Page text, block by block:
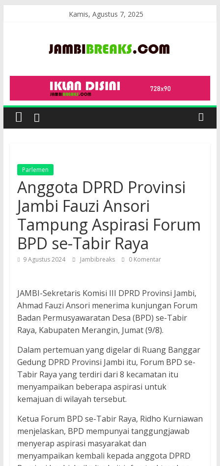
Kamis, Agustus 7, 2025
JambiBreaks
Parlemen
Anggota DPRD Provinsi
Jambi Fauzi Ansori
Tampung Aspirasi Forum
BPD se-Tabir Raya
9 Agustus 2024 Jambibreaks 0 Komentar
JAMBI-Sekretaris Komisi III DPRD Provinsi Jambi,
Ahmad Fauzi Ansori menerima kunjungan Forum
Badan Permusyawaratan Desa (BPD) se-Tabir
Raya, Kabupaten Merangin, Jumat (9/8).
Dalam pertemuan yang digelar di Ruang Banggar
Gedung DPRD Provinsi Jambi itu, Forum BPD se-
Tabir Raya yang terdiri dari 8 kecamatan itu
menyampaikan beberapa aspirasi untuk
kemajuan di wilayah tersebut.
Ketua Forum BPD se-Tabir Raya, Ridho Kurniawan
menjelaskan, BPD mempunyai tanggungjawab
menyerap aspirasi masyarakat dan
menyampaikan kembali kepada anggota DPRD